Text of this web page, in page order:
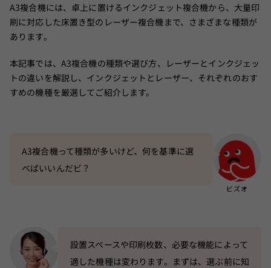
A3複合機には、卓上に置けるインクジェット複合機から、大量印
刷に対応した床置き型のレーザー複合機まで、さまざまな種類が
あります。
本記事では、A3複合機の種類や選び方、レーザーとインクジェッ
トの違いを解説し、インクジェットとレーザー、それぞれのおす
すめの機種を厳選してご紹介します。
A3複合機って種類が多いけど、何を基準に選
べばいいんだビ？
設置スペースや印刷枚数、必要な機能によって
適した機種は変わります。まずは、選ぶ前に知